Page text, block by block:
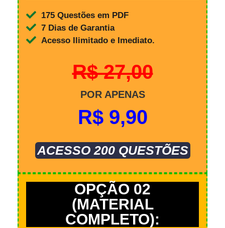
175 Questões em PDF
7 Dias de Garantia
Acesso Ilimitado e Imediato.
R$ 27,00
POR APENAS
R$ 9,90
ACESSO 200 QUESTÕES
OPÇÃO 02
(MATERIAL
COMPLETO):